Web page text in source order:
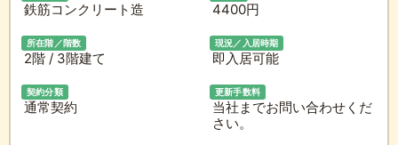
鉄筋コンクリート造 4400円
所在階／階数
2階 / 3階建て
現況／入居時期
即入居可能
契約分類
通常契約
更新手数料
当社までお問い合わせくだ
さい。